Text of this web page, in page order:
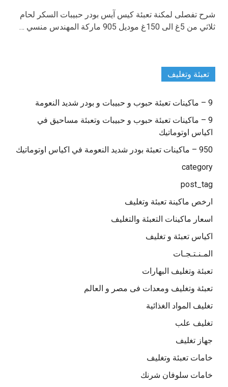
شرح تفصلى لمكنة تعبئة كيس آيس بودر حبيبات السكر لحام
ثلاثي من 5غ الى 150غ موديل 905 ماركة المهندس منسي …
تعبئة وتغليف
9 – ماكينات تعبئة حبوب و حبيبات و بودر شديد النعومة
9 – ماكينات تعبئة حبوب و حبيبات وتعبئة مساحيق في
اكياس اوتوماتيك
950 – ماكينات تعبئة بودر شديد النعومة في اكياس اوتوماتيك
category
post_tag
ارخص ماكينة تعبئة وتغليف
اسعار ماكينات التعبئة والتغليف
اكياس تعبئة و تغليف
المـنـتـجـات
تعبئة وتغليف البهارات
تعبئة وتغليف ومعدات فى مصر و العالم
تغليف المواد الغذائية
تغليف علب
جهاز تغليف
خامات تعبئة وتغليف
خامات سلوفان شرنك